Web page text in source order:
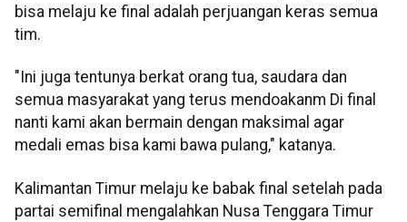
bisa melaju ke final adalah perjuangan keras semua
tim.
"Ini juga tentunya berkat orang tua, saudara dan
semua masyarakat yang terus mendoakanm Di final
nanti kami akan bermain dengan maksimal agar
medali emas bisa kami bawa pulang," katanya.
Kalimantan Timur melaju ke babak final setelah pada
partai semifinal mengalahkan Nusa Tenggara Timur